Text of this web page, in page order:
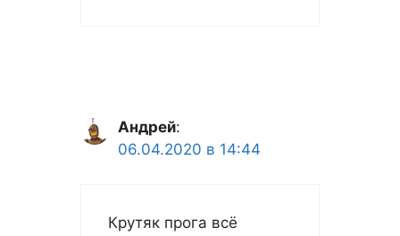
Андрей:
06.04.2020 в 14:44
Крутяк прога всё